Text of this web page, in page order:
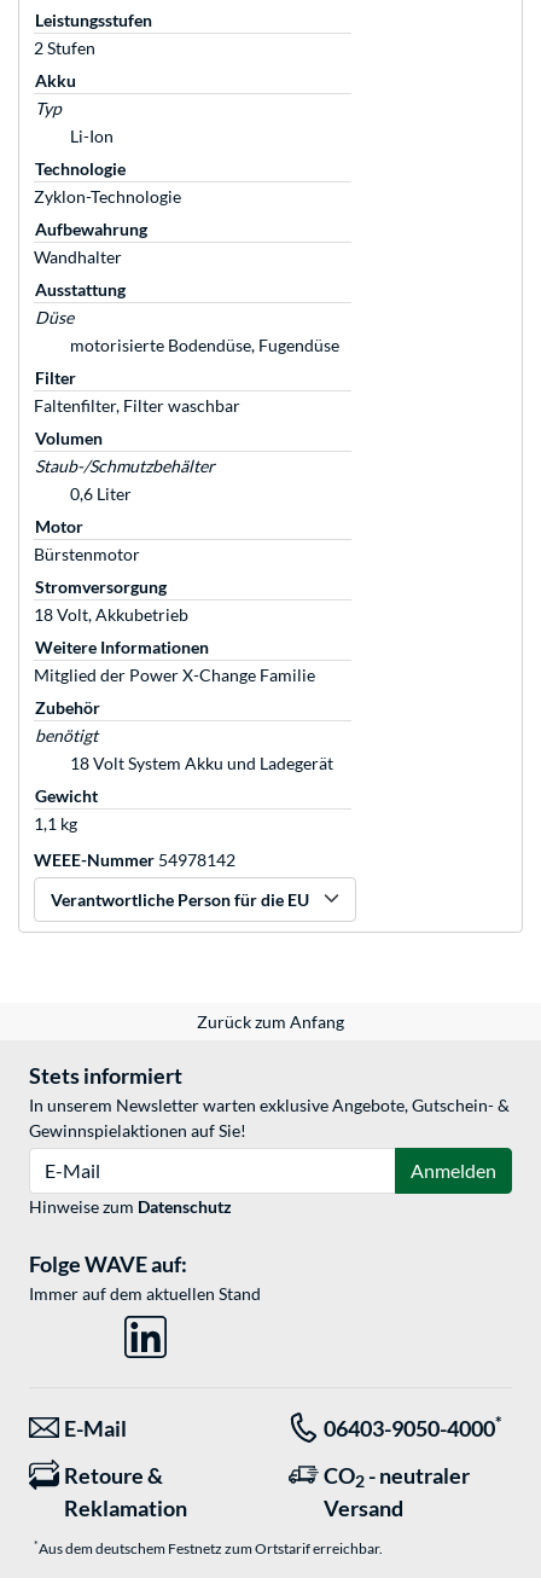
Leistungsstufen
2 Stufen
Akku
Typ
Li-Ion
Technologie
Zyklon-Technologie
Aufbewahrung
Wandhalter
Ausstattung
Düse
motorisierte Bodendüse, Fugendüse
Filter
Faltenfilter, Filter waschbar
Volumen
Staub-/Schmutzbehälter
0,6 Liter
Motor
Bürstenmotor
Stromversorgung
18 Volt, Akkubetrieb
Weitere Informationen
Mitglied der Power X-Change Familie
Zubehör
benötigt
18 Volt System Akku und Ladegerät
Gewicht
1,1 kg
WEEE-Nummer 54978142
Verantwortliche Person für die EU
Zurück zum Anfang
Stets informiert
In unserem Newsletter warten exklusive Angebote, Gutschein- &
Gewinnspielaktionen auf Sie!
Anmelden
Hinweise zum Datenschutz
Folge WAVE auf:
Immer auf dem aktuellen Stand
E-Mail 06403-9050-4000*
Retoure &
Reklamation
CO2 - neutraler
Versand
*Aus dem deutschem Festnetz zum Ortstarif erreichbar.